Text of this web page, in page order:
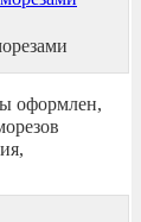
оформлен,